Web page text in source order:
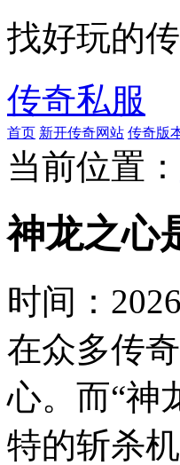
找好玩的
传奇私服
首页 新开传奇网站 传奇版
当前位置：
神龙之心
时间：
在众多传
心。而“神
特的斩杀